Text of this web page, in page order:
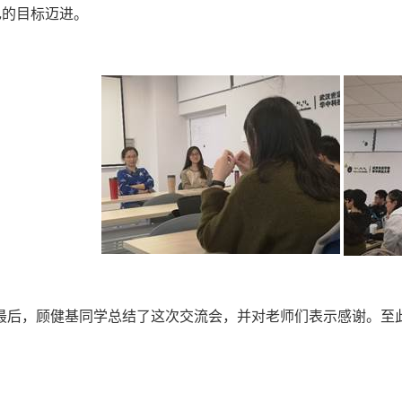
目标迈进。
后，顾健基同学总结了这次交流会，并对老师们表示感谢。至